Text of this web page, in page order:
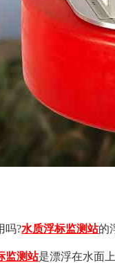
吗?水质浮标监测站的
监测站是漂浮在水面